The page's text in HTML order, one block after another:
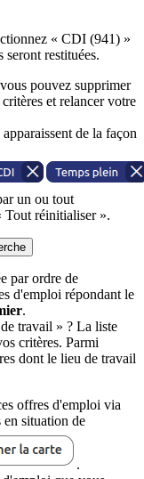
« CDI (941) »
restituées.
pouvez supprimer
et relancer votre
de la façon
un ou tout
Tout réinitialiser ».
par ordre de
d'emploi répondant le
.
travail » ? La liste
critères. Parmi
dont le lieu de travail
offres d'emploi via
en situation de
.